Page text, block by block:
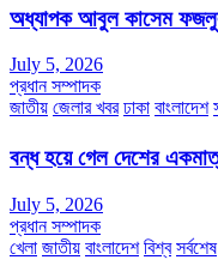
অধ্যাপক আবুল কাসেম
July 5, 2026
প্রধান সম্পাদক
জাতীয় জেলার খবর ঢাকা বাংলাদেশ
বন্ধ হয়ে গেল দেশের
July 5, 2026
প্রধান সম্পাদক
খেলা জাতীয় বাংলাদেশ বিশ্ব সর্বশেষ